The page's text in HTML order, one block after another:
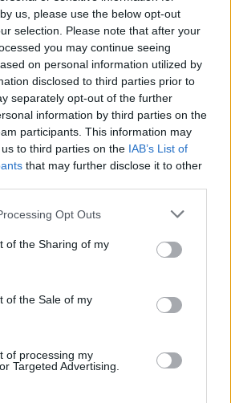
us, please use the below opt-out
selection. Please note that after your
you may continue seeing
on personal information utilized by
disclosed to third parties prior to
separately opt-out of the further
information by third parties on the
participants. This information may
to third parties on the IAB’s List of
that may further disclose it to other
Opt Outs
of the Sharing of my
of the Sale of my
of processing my
Targeted Advertising.